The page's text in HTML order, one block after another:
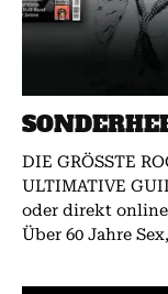
DIE GRÖSSTE
ULTIMATIVE
oder direkt
Über 60 Jahre